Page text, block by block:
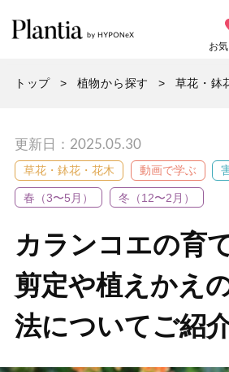
お
トップ 植物から探す 草花・鉢
更新日：2025.05.30
草花・鉢花・花木 動画で学ぶ
春（3〜5月） 冬（12〜2月）
カランコエの育
剪定や植えかえ
法についてご紹